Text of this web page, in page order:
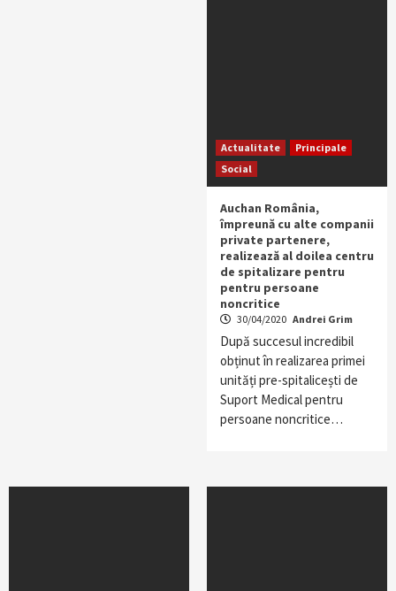
Actualitate
Principale
Social
Auchan România,
împreună cu alte companii
private partenere,
realizează al doilea centru
de spitalizare pentru
pentru persoane
noncritice
30/04/2020 Andrei Grim
După succesul incredibil
obținut în realizarea primei
unități pre-spitalicești de
Suport Medical pentru
persoane noncritice…